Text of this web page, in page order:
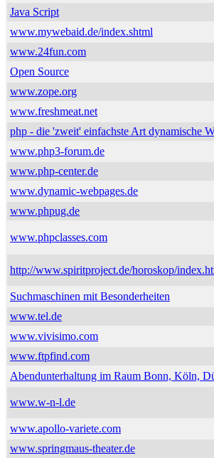
Java Script
www.mywebaid.de/index.shtml
www.24fun.com
Open Source
www.zope.org
www.freshmeat.net
php - die 'zweit' einfachste Art dynamische
www.php3-forum.de
www.php-center.de
www.dynamic-webpages.de
www.phpug.de
www.phpclasses.com
http://www.spiritproject.de/horoskop/
Suchmaschinen mit Besonderheiten
www.tel.de
www.vivisimo.com
www.ftpfind.com
Abendunterhaltung im Raum Bonn, Köln,
www.w-n-l.de
www.apollo-variete.com
www.springmaus-theater.de